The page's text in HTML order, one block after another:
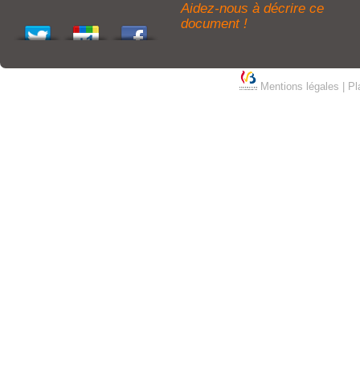
Aidez-nous à décrire ce
document !
Mentions légales